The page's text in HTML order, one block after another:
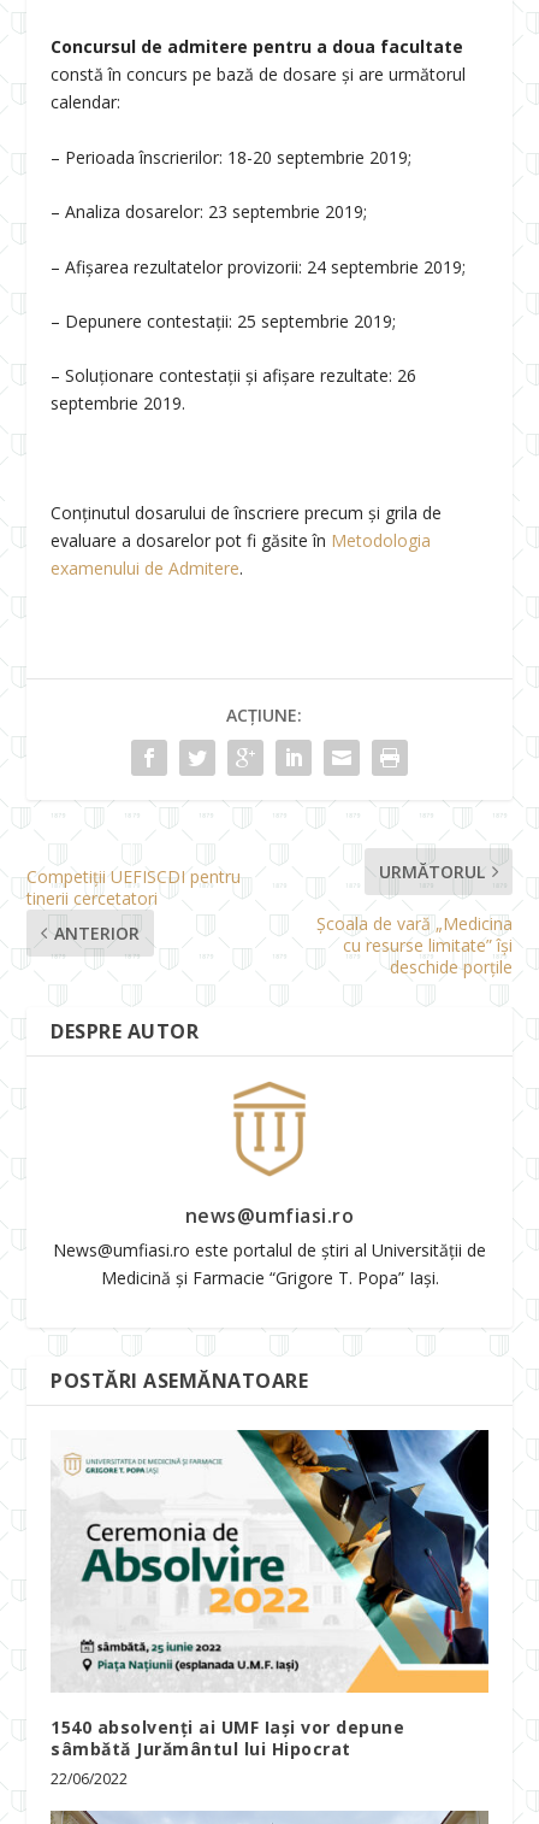
Concursul de admitere pentru a doua facultate
constă în concurs pe bază de dosare și are următorul
calendar:
– Perioada înscrierilor: 18-20 septembrie 2019;
– Analiza dosarelor: 23 septembrie 2019;
– Afișarea rezultatelor provizorii: 24 septembrie 2019;
– Depunere contestații: 25 septembrie 2019;
– Soluționare contestații și afișare rezultate: 26
septembrie 2019.
Conținutul dosarului de înscriere precum și grila de
evaluare a dosarelor pot fi găsite în Metodologia
examenului de Admitere.
ACȚIUNE:
Competiții UEFISCDI pentru
tinerii cercetatori
ANTERIOR
URMĂTORUL
Școala de vară „Medicina
cu resurse limitate” își
deschide porțile
DESPRE AUTOR
news@umfiasi.ro
News@umfiasi.ro este portalul de știri al Universității de
Medicină și Farmacie “Grigore T. Popa” Iași.
POSTĂRI ASEMĂNATOARE
1540 absolvenți ai UMF Iași vor depune
sâmbătă Jurământul lui Hipocrat
22/06/2022